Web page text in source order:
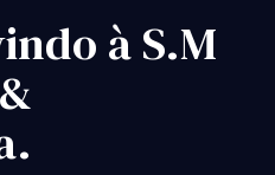
à S.M